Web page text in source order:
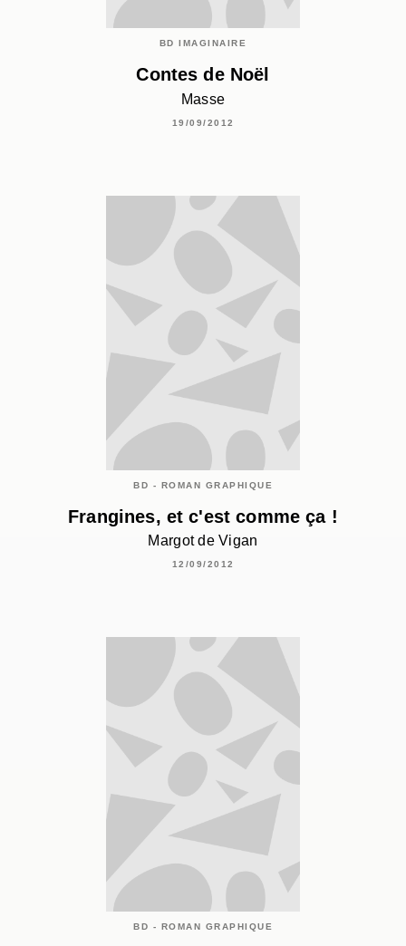
BD IMAGINAIRE
Contes de Noël
Masse
19/09/2012
BD - ROMAN GRAPHIQUE
Frangines, et c'est comme ça !
Margot de Vigan
12/09/2012
BD - ROMAN GRAPHIQUE